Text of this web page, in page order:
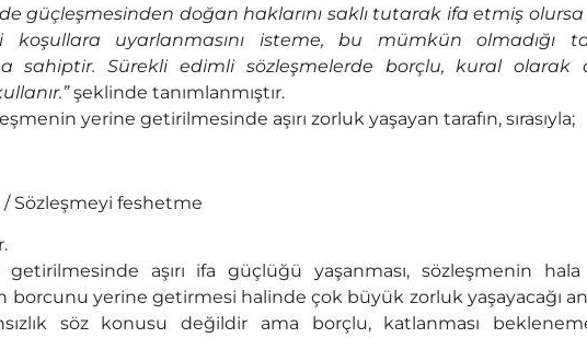
güçleşmesinden doğan haklarını saklı tutarak ifa etmiş olursa
koşullara uyarlanmasını isteme, bu mümkün olmadığı
sahiptir. Sürekli edimli sözleşmelerde borçlu, kural olarak
şeklinde tanımlanmıştır.
yerine getirilmesinde aşırı zorluk yaşayan tarafın, sırasıyla;
feshetme
aşırı ifa güçlüğü yaşanması, sözleşmenin
yerine getirmesi halinde çok büyük zorluk yaşayacağı
söz konusu değildir ama borçlu, katlanması